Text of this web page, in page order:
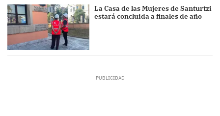
La Casa de las Mujeres de Santurtzi
estará concluida a finales de año